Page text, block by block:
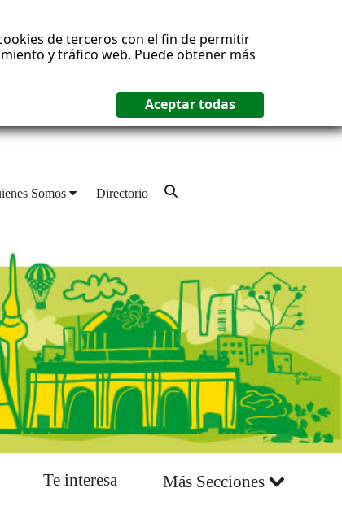
de terceros con el fin de permitir
y tráfico web. Puede obtener más
Somos Directorio
Te interesa Más Secciones